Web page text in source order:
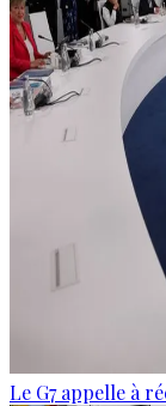
Le G7 appelle à